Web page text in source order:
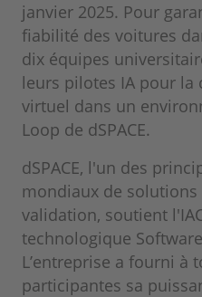
janvier 2025. Pour
fiabilité des voitures
dix équipes
leurs pilotes IA pour la
virtuel dans un
Loop de dSPACE.
dSPACE, l'un des
mondiaux de
validation, soutient
technologique
L’entreprise a fourni à
participantes sa